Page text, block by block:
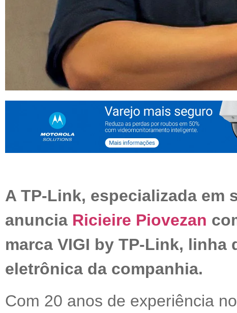
A TP-Link, especializada em
anuncia Ricieire Piovezan
marca VIGI by TP-Link, linha
eletrônica da companhia.
Com 20 anos de experiência